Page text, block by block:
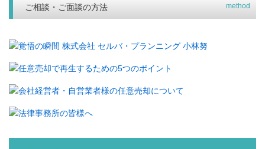
ご相談・ご面談の方法 method